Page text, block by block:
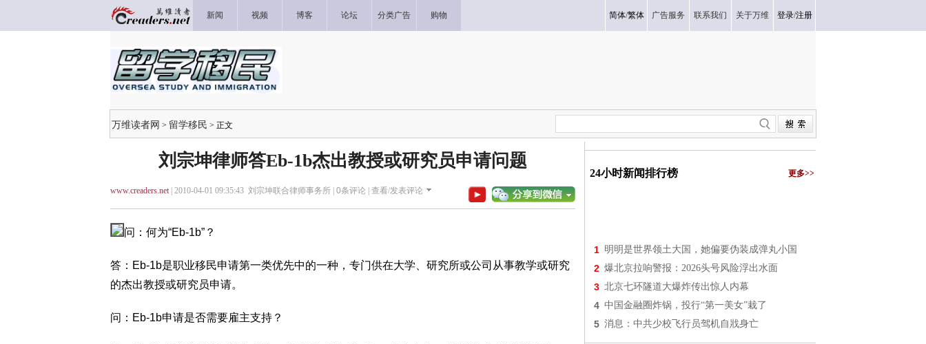
新闻 视频 博客 论坛 分类广告 购物 简体/繁体 广告服务 联系我们 关于万维 登录/注册
万维读者网 > 留学移民 > 正文
刘宗坤律师答Eb-1b杰出教授或研究员申请问题
www.creaders.net| 2010-04-01 09:35:43 刘宗坤联合律师事务所 | 0条评论 | 查看/发表评论
问：何为“Eb-1b”？
答：Eb-1b是职业移民申请第一类优先中的一种，专门供在大学、研究所或公司从事教学或研究
的杰出教授或研究员申请。
问：Eb-1b申请是否需要雇主支持？
24小时新闻排行榜 更多>>
1 明明是世界领土大国，她偏要伪装成弹丸小国
2 爆北京拉响警报：2026头号风险浮出水面
3 北京七环隧道大爆炸传出惊人内幕
4 中国金融圈炸锅，投行“第一美女”栽了
5 消息：中共少校飞行员驾机自戕身亡